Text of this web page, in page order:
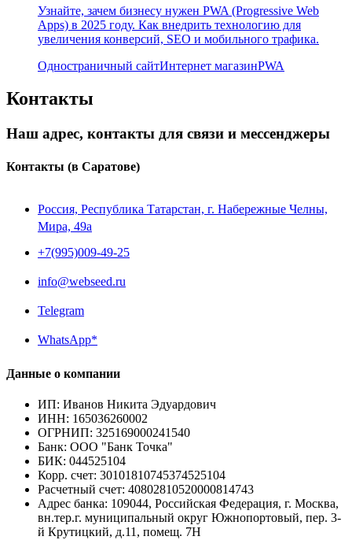
Узнайте, зачем бизнесу нужен PWA (Progressive Web
Apps) в 2025 году. Как внедрить технологию для
увеличения конверсий, SEO и мобильного трафика.
Одностраничный сайтИнтернет магазинPWA
Контакты
Наш адрес, контакты для связи и мессенджеры
Контакты (в Саратове)
Россия, Республика Татарстан, г. Набережные Челны,
Мира, 49a
+7(995)009-49-25
info@webseed.ru
Telegram
WhatsApp*
Данные о компании
ИП: Иванов Никита Эдуардович
ИНН: 165036260002
ОГРНИП: 325169000241540
Банк: ООО "Банк Точка"
БИК: 044525104
Корр. счет: 30101810745374525104
Расчетный счет: 40802810520000814743
Адрес банка: 109044, Российская Федерация, г. Москва,
вн.тер.г. муниципальный округ Южнопортовый, пер. 3-
й Крутицкий, д.11, помещ. 7Н